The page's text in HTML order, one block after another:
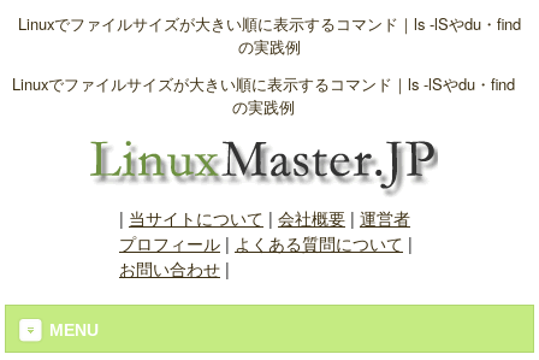
Linuxでファイルサイズが大きい順に表示するコマンド｜ls -lSやdu・find
の実践例
Linuxでファイルサイズが大きい順に表示するコマンド｜ls -lSやdu・find
の実践例
| 当サイトについて | 会社概要| 運営者
プロフィール| よくある質問について |
お問い合わせ|
MENU